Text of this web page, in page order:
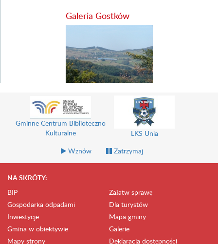
Galeria Gostków
Gminne Centrum Biblioteczno
Kulturalne
LKS Unia
Wznów
Zatrzymaj
NA SKRÓTY:
BIP
Załatw sprawę
Gospodarka odpadami
Dla turystów
Inwestycje
Mapa gminy
Gmina w obiektywie
Galerie
Mapy strony
Deklaracja dostępności